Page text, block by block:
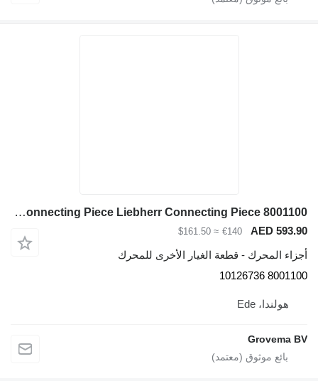
Connecting Piece Liebherr Connecting Piece 8001100 لـ حفارة Liebherr LH60 C/LH60 CHR/LH60 M/LH60 MHR/LH60 MT/LH80 C/LH80 M/LH80 MHR/R946/R950/R956/R960/D936
€140
≈ $161.50
قطعة الغيار الأخرى للمحرك